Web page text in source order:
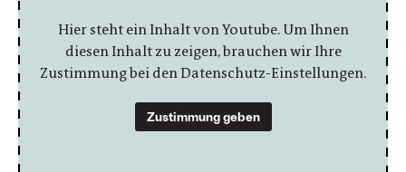
Hier steht ein Inhalt von Youtube. Um Ihnen
diesen Inhalt zu zeigen, brauchen wir Ihre
Zustimmung bei den Datenschutz-Einstellungen.
Zustimmung geben